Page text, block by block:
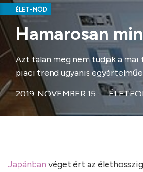
ÉLET-MÓD
Hamarosan
Azt talán még nem tudják a
piaci trend ugyanis
2019. NOVEMBER 15.
Japánban véget ért az